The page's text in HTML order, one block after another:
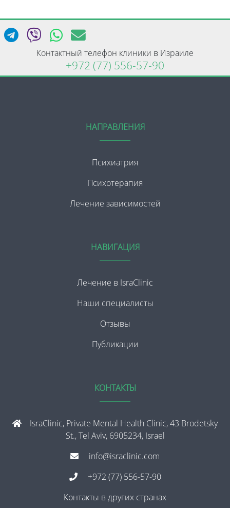
Контактный телефон клиники в Израиле
+972 (77) 556-57-90
НАПРАВЛЕНИЯ
Психиатрия
Психотерапия
Лечение зависимостей
НАВИГАЦИЯ
Лечение в IsraClinic
Наши специалисты
Отзывы
Публикации
КОНТАКТЫ
IsraClinic, Private Mental Health Clinic, 43 Brodetsky
St., Tel Aviv, 6905234, Israel
info@israclinic.com
+972 (77) 556-57-90
Контакты в других странах